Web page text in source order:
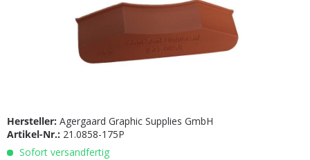
Hersteller: Agergaard Graphic Supplies GmbH
Artikel-Nr.: 21.0858-175P
Sofort versandfertig